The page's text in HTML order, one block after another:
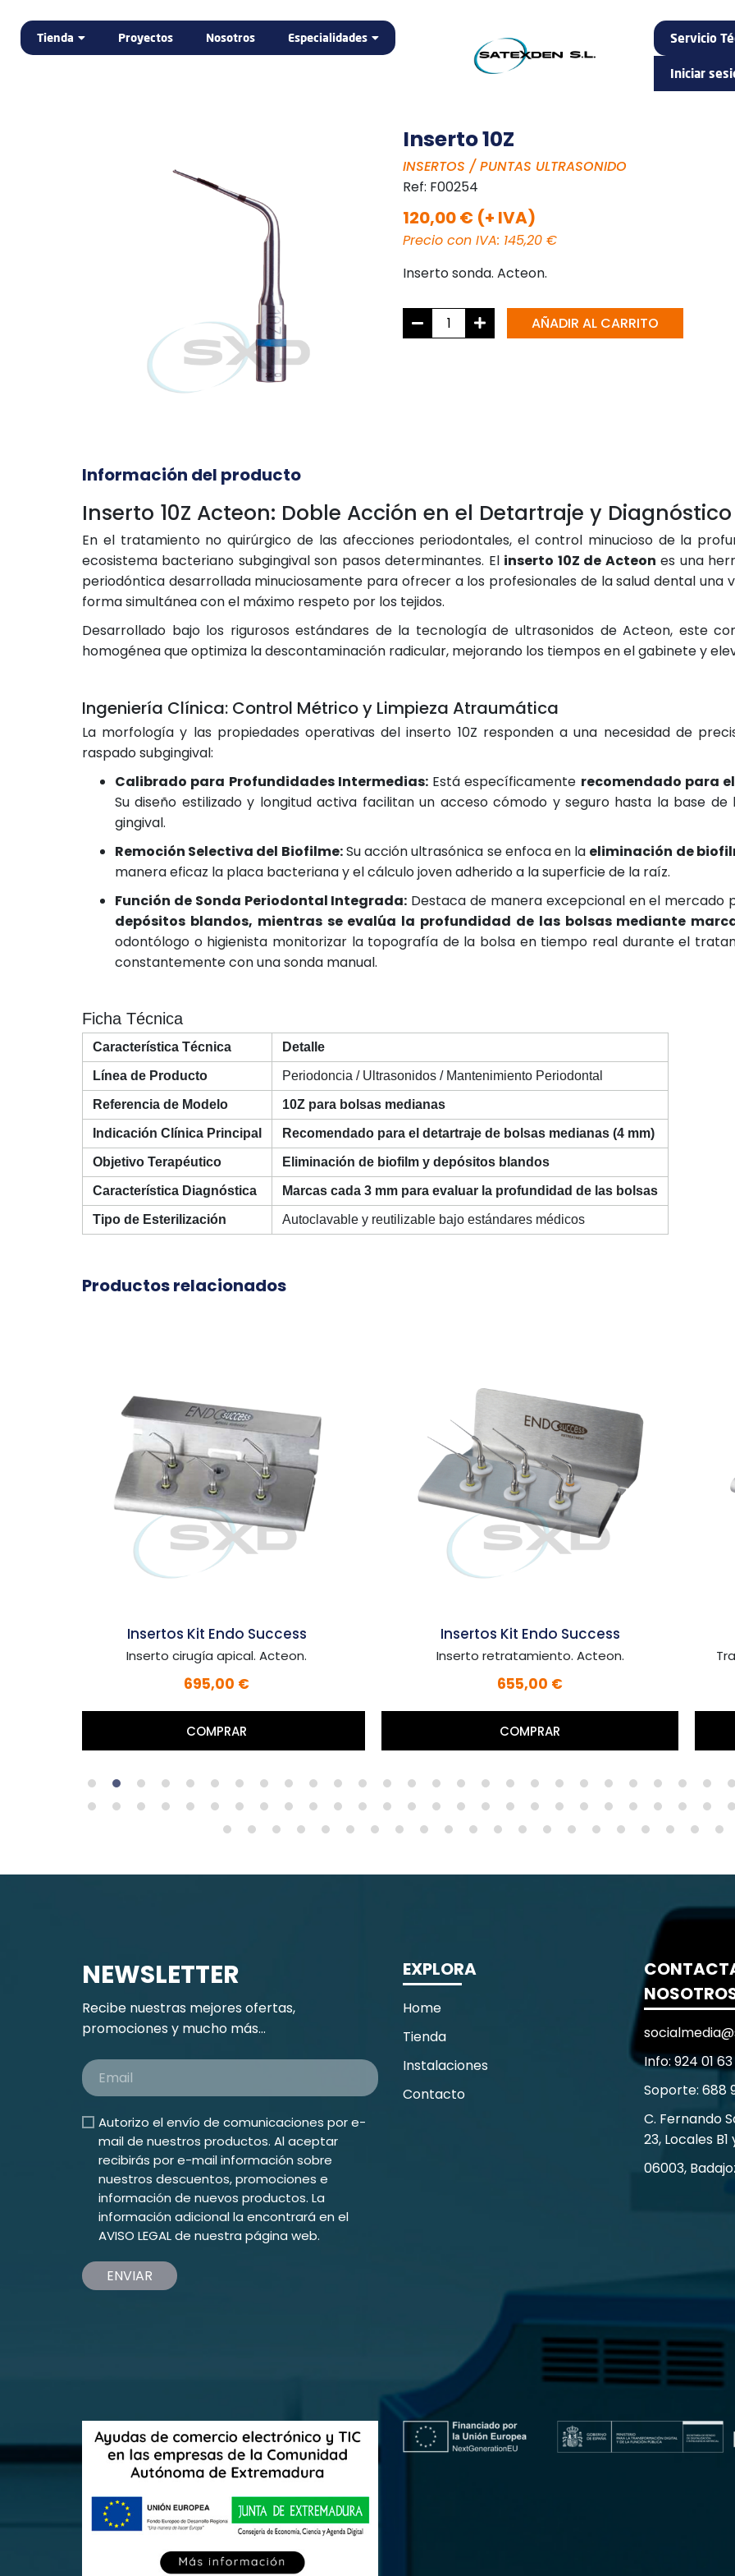
LABORATORIO DENTAL
Tienda Proyectos Nosotros Especialidades Servicio
Iniciar
Inserto 10Z
INSERTOS / PUNTAS ULTRASONIDO
Ref: F00254
120,00 € (+ IVA)
Precio con IVA: 145,20 €
Inserto sonda. Acteon.
AÑADIR AL CARRITO
Información del producto
Inserto 10Z Acteon: Doble Acción en el Detartraje y
En el tratamiento no quirúrgico de las afecciones periodontales, el control minucioso de la
ecosistema bacteriano subgingival son pasos determinantes. El inserto 10Z de Acteon es una
periodóntica desarrollada minuciosamente para ofrecer a los profesionales de la salud dental una
forma simultánea con el máximo respeto por los tejidos.
Desarrollado bajo los rigurosos estándares de la tecnología de ultrasonidos de Acteon, este
homogénea que optimiza la descontaminación radicular, mejorando los tiempos en el gabinete y
Ingeniería Clínica: Control Métrico y Limpieza Atraumática
La morfología y las propiedades operativas del inserto 10Z responden a una necesidad de
raspado subgingival:
Calibrado para Profundidades Intermedias:Está específicamente recomendado para
Su diseño estilizado y longitud activa facilitan un acceso cómodo y seguro hasta la base
gingival.
Remoción Selectiva del Biofilme:Su acción ultrasónica se enfoca en la eliminación de
manera eficaz la placa bacteriana y el cálculo joven adherido a la superficie de la raíz.
Función de Sonda Periodontal Integrada: Destaca de manera excepcional en el mercado
depósitos blandos, mientras se evalúa la profundidad de las bolsas mediante
odontólogo o higienista monitorizar la topografía de la bolsa en tiempo real durante el
constantemente con una sonda manual.
Ficha Técnica
Característica Técnica Detalle
Línea de Producto Periodoncia / Ultrasonidos / Mantenimiento Periodontal
Referencia de Modelo 10Z para bolsas medianas
Indicación Clínica Principal Recomendado para el detartraje de bolsas medianas (4 mm)
Objetivo Terapéutico Eliminación de biofilm y depósitos blandos
Característica Diagnóstica Marcas cada 3 mm para evaluar la profundidad de las bolsas
Tipo de Esterilización Autoclavable y reutilizable bajo estándares médicos
Productos relacionados
Insertos Kit Endo Success
Inserto retratamiento. Acteon.
655,00 €
COMPRAR
Insertos Kit Implant Protec
Tratamiento de la periimplantitis. Acteon.
749,00 €
COMPRAR
NEWSLETTER
Recibe nuestras mejores ofertas,
promociones y mucho más...
Autorizo el envío de comunicaciones por e-
mail de nuestros productos. Al aceptar
recibirás por e-mail información sobre
nuestros descuentos, promociones e
información de nuevos productos. La
información adicional la encontrará en el
AVISO LEGALde nuestra página web.
ENVIAR
EXPLORA
Home
Tienda
Instalaciones
Contacto
Info: 924 01
Soporte: 688
C. Fernando
23, Locales B1
06003,